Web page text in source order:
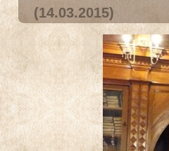
(14.03.2015)